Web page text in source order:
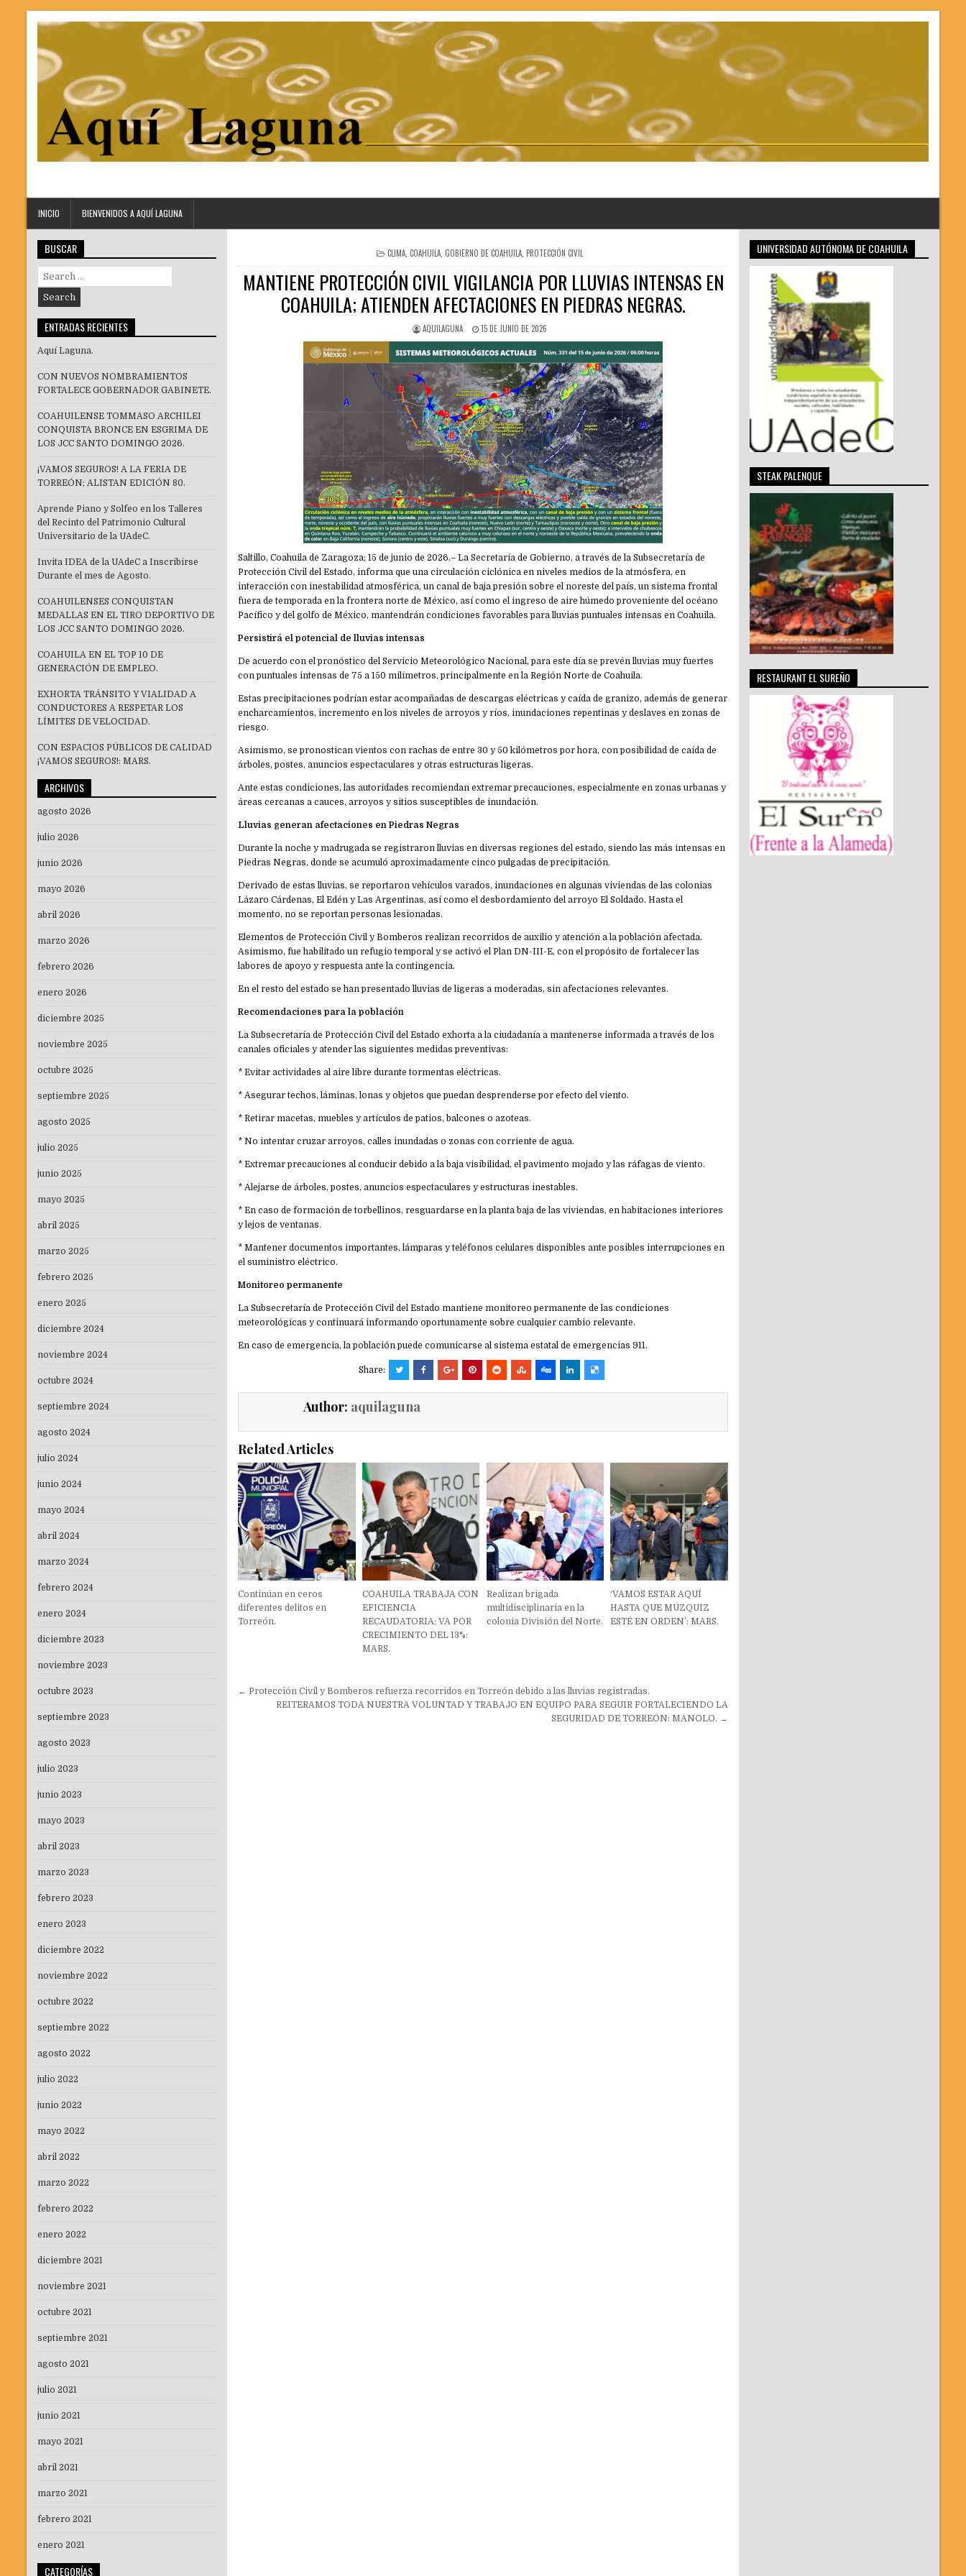
INICIO BIENVENIDOS A AQUÍ LAGUNA
POSTED
IN
CLIMA, COAHUILA, GOBIERNO DE COAHUILA, PROTECCIÓN CIVIL
MANTIENE PROTECCIÓN CIVIL VIGILANCIA POR LLUVIAS INTENSAS EN
COAHUILA; ATIENDEN AFECTACIONES EN PIEDRAS NEGRAS.
AQUILAGUNA 15 DE JUNIO DE 2026
Saltillo, Coahuila de Zaragoza; 15 de junio de 2026.– La Secretaría de Gobierno, a través de la Subsecretaría de
Protección Civil del Estado, informa que una circulación ciclónica en niveles medios de la atmósfera, en
interacción con inestabilidad atmosférica, un canal de baja presión sobre el noreste del país, un sistema frontal
fuera de temporada en la frontera norte de México, así como el ingreso de aire húmedo proveniente del océano
Pacífico y del golfo de México, mantendrán condiciones favorables para lluvias puntuales intensas en Coahuila.
Persistirá el potencial de lluvias intensas
De acuerdo con el pronóstico del Servicio Meteorológico Nacional, para este día se prevén lluvias muy fuertes
con puntuales intensas de 75 a 150 milímetros, principalmente en la Región Norte de Coahuila.
Estas precipitaciones podrían estar acompañadas de descargas eléctricas y caída de granizo, además de generar
encharcamientos, incremento en los niveles de arroyos y ríos, inundaciones repentinas y deslaves en zonas de
riesgo.
Asimismo, se pronostican vientos con rachas de entre 30 y 50 kilómetros por hora, con posibilidad de caída de
árboles, postes, anuncios espectaculares y otras estructuras ligeras.
Ante estas condiciones, las autoridades recomiendan extremar precauciones, especialmente en zonas urbanas y
áreas cercanas a cauces, arroyos y sitios susceptibles de inundación.
Lluvias generan afectaciones en Piedras Negras
Durante la noche y madrugada se registraron lluvias en diversas regiones del estado, siendo las más intensas en
Piedras Negras, donde se acumuló aproximadamente cinco pulgadas de precipitación.
Derivado de estas lluvias, se reportaron vehículos varados, inundaciones en algunas viviendas de las colonias
Lázaro Cárdenas, El Edén y Las Argentinas, así como el desbordamiento del arroyo El Soldado. Hasta el
momento, no se reportan personas lesionadas.
Elementos de Protección Civil y Bomberos realizan recorridos de auxilio y atención a la población afectada.
Asimismo, fue habilitado un refugio temporal y se activó el Plan DN-III-E, con el propósito de fortalecer las
labores de apoyo y respuesta ante la contingencia.
En el resto del estado se han presentado lluvias de ligeras a moderadas, sin afectaciones relevantes.
Recomendaciones para la población
La Subsecretaría de Protección Civil del Estado exhorta a la ciudadanía a mantenerse informada a través de los
canales oficiales y atender las siguientes medidas preventivas:
* Evitar actividades al aire libre durante tormentas eléctricas.
* Asegurar techos, láminas, lonas y objetos que puedan desprenderse por efecto del viento.
* Retirar macetas, muebles y artículos de patios, balcones o azoteas.
* No intentar cruzar arroyos, calles inundadas o zonas con corriente de agua.
* Extremar precauciones al conducir debido a la baja visibilidad, el pavimento mojado y las ráfagas de viento.
* Alejarse de árboles, postes, anuncios espectaculares y estructuras inestables.
* En caso de formación de torbellinos, resguardarse en la planta baja de las viviendas, en habitaciones interiores
y lejos de ventanas.
* Mantener documentos importantes, lámparas y teléfonos celulares disponibles ante posibles interrupciones en
el suministro eléctrico.
Monitoreo permanente
La Subsecretaría de Protección Civil del Estado mantiene monitoreo permanente de las condiciones
meteorológicas y continuará informando oportunamente sobre cualquier cambio relevante.
En caso de emergencia, la población puede comunicarse al sistema estatal de emergencias 911.
Share:
Author: aquilaguna
Related Articles
Continúan en ceros
diferentes delitos en
Torreón.
COAHUILA TRABAJA CON
EFICIENCIA
RECAUDATORIA; VA POR
CRECIMIENTO DEL 13%:
MARS.
Realizan brigada
multidisciplinaria en la
colonia División del Norte.
‘VAMOS ESTAR AQUÍ
HASTA QUE MÚZQUIZ
ESTÉ EN ORDEN’: MARS.
Navegación
← Protección Civil y Bomberos refuerza recorridos en Torreón debido a las lluvias registradas.
REITERAMOS TODA NUESTRA VOLUNTAD Y TRABAJO EN EQUIPO PARA SEGUIR FORTALECIENDO LA
SEGURIDAD DE TORREÓN: MANOLO. →
BUSCAR
Search
for:
ENTRADAS RECIENTES
Aquí Laguna.
CON NUEVOS NOMBRAMIENTOS
FORTALECE GOBERNADOR GABINETE.
COAHUILENSE TOMMASO ARCHILEI
CONQUISTA BRONCE EN ESGRIMA DE
LOS JCC SANTO DOMINGO 2026.
¡VAMOS SEGUROS! A LA FERIA DE
TORREÓN; ALISTAN EDICIÓN 80.
Aprende Piano y Solfeo en los Talleres
del Recinto del Patrimonio Cultural
Universitario de la UAdeC.
Invita IDEA de la UAdeC a Inscribirse
Durante el mes de Agosto.
COAHUILENSES CONQUISTAN
MEDALLAS EN EL TIRO DEPORTIVO DE
LOS JCC SANTO DOMINGO 2026.
COAHUILA EN EL TOP 10 DE
GENERACIÓN DE EMPLEO.
EXHORTA TRÁNSITO Y VIALIDAD A
CONDUCTORES A RESPETAR LOS
LÍMITES DE VELOCIDAD.
CON ESPACIOS PÚBLICOS DE CALIDAD
¡VAMOS SEGUROS!: MARS.
ARCHIVOS
agosto 2026
julio 2026
junio 2026
mayo 2026
abril 2026
marzo 2026
febrero 2026
enero 2026
diciembre 2025
noviembre 2025
octubre 2025
septiembre 2025
agosto 2025
julio 2025
junio 2025
mayo 2025
abril 2025
marzo 2025
febrero 2025
enero 2025
diciembre 2024
noviembre 2024
octubre 2024
septiembre 2024
agosto 2024
julio 2024
junio 2024
mayo 2024
abril 2024
marzo 2024
febrero 2024
enero 2024
diciembre 2023
noviembre 2023
octubre 2023
septiembre 2023
agosto 2023
julio 2023
junio 2023
mayo 2023
abril 2023
marzo 2023
febrero 2023
enero 2023
diciembre 2022
noviembre 2022
octubre 2022
septiembre 2022
agosto 2022
julio 2022
junio 2022
mayo 2022
abril 2022
marzo 2022
febrero 2022
enero 2022
diciembre 2021
noviembre 2021
octubre 2021
septiembre 2021
agosto 2021
julio 2021
junio 2021
mayo 2021
abril 2021
marzo 2021
febrero 2021
enero 2021
CATEGORÍAS
UNIVERSIDAD AUTÓNOMA DE COAHUILA
STEAK PALENQUE
RESTAURANT EL SUREÑO